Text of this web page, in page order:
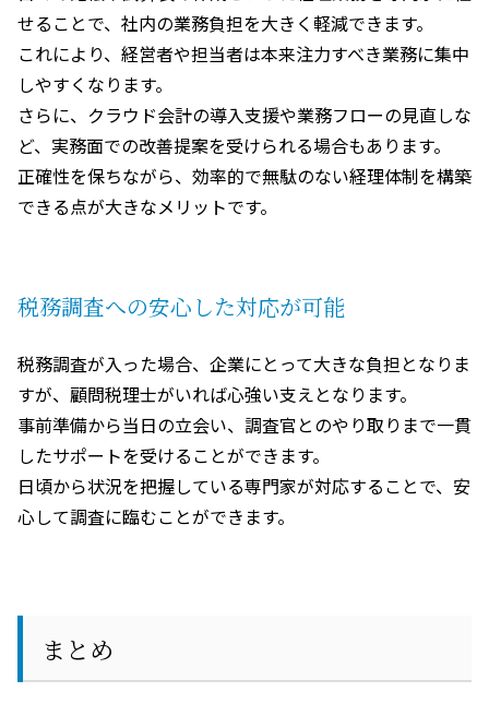
せることで、社内の業務負担を大きく軽減できます。
これにより、経営者や担当者は本来注力すべき業務に集中
しやすくなります。
さらに、クラウド会計の導入支援や業務フローの見直しな
ど、実務面での改善提案を受けられる場合もあります。
正確性を保ちながら、効率的で無駄のない経理体制を構築
できる点が大きなメリットです。
税務調査への安心した対応が可能
税務調査が入った場合、企業にとって大きな負担となりま
すが、顧問税理士がいれば心強い支えとなります。
事前準備から当日の立会い、調査官とのやり取りまで一貫
したサポートを受けることができます。
日頃から状況を把握している専門家が対応することで、安
心して調査に臨むことができます。
まとめ